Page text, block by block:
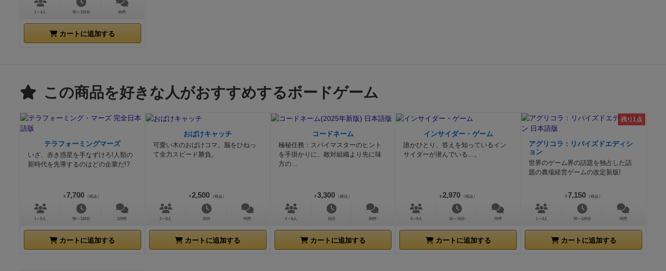
1～4人 30～120分 45件
カートに追加する
この商品を好きな人がおすすめするボードゲーム
テラフォーミングマーズ
いざ、赤き惑星を手なずけろ!人類の
新時代を先導するのはどの企業だ!?
¥ 7,700 （税込）
1～5人 90～120分 129件
カートに追加する
おばけキャッチ
可愛い木のおばけコマ。脳をひねっ
て全力スピード勝負。
¥ 2,500 （税込）
2～8人 20分 95件
カートに追加する
コードネーム
極秘任務：スパイマスターのヒント
を手掛かりに、敵対組織より先に味
方の...
¥ 3,300 （税込）
2～8人 15分 80件
カートに追加する
インサイダー・ゲーム
誰かひとり、答えを知っているイン
サイダーが潜んでいる…。
¥ 2,970 （税込）
4～8人 10～15分 76件
カートに追加する
残り1点
アグリコラ：リバイズドエディシ
ョン
世界のゲーム界の話題を独占した話
題の農場経営ゲームの改定新版!
¥ 7,150 （税込）
1～4人 30～120分 45件
カートに追加する